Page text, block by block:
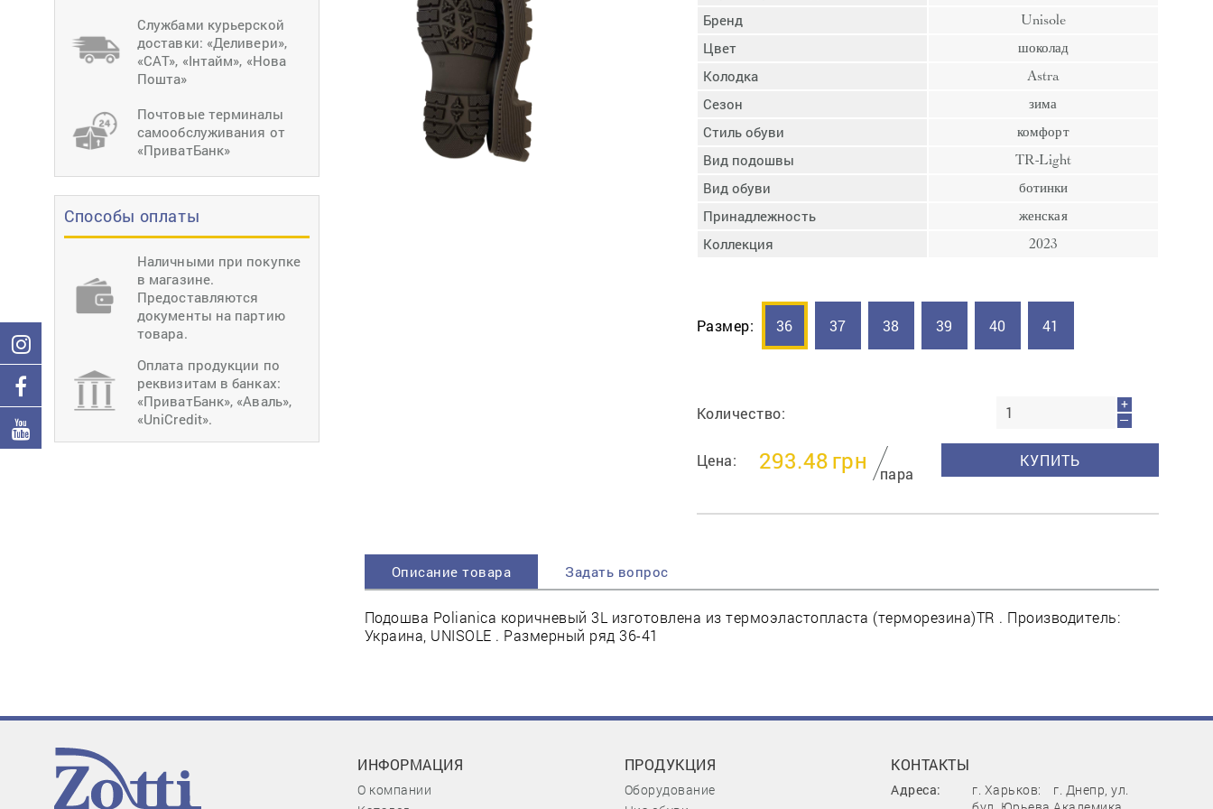
оборудование
Загибка деталей
пресс
Ампулы
Иглы
Службами курьерской
доставки: «Деливери»,
«САТ», «Інтайм», «Нова
Пошта»
Почтовые терминалы
самообслуживания от
«ПриватБанк»
Способы оплаты
Наличными при покупке
в магазине.
Предоставляются
документы на партию
товара.
Оплата продукции по
реквизитам в банках:
«ПриватБанк», «Аваль»,
«UniCredit».
Бренд Unisole
Цвет шоколад
Колодка Astra
Сезон зима
Стиль обуви комфорт
Вид подошвы TR-Light
Вид обуви ботинки
Принадлежность женская
Коллекция 2023
Размер: 36 37 38 39 40 41
Количество:
+
—
Цена: 293.48грн пара
КУПИТЬ
Описание товара Задать вопрос
Подошва Polianica коричневый 3L изготовлена из термоэластопласта (терморезина)TR . Производитель:
Украина, UNISOLE . Размерный ряд 36-41
ИНФОРМАЦИЯ
О компании
ПРОДУКЦИЯ
Оборудование
КОНТАКТЫ
Адреса:
г. Харьков:
г. Днепр, ул.